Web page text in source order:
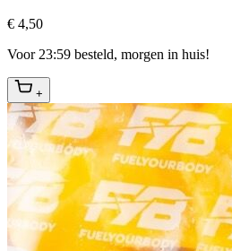
€ 4,50
Voor 23:59 besteld, morgen in huis!
+